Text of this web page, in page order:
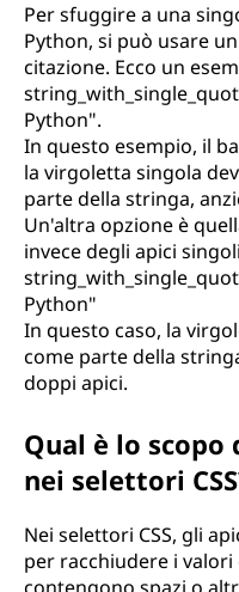
Per sfuggire a una
Python, si può usare
citazione. Ecco un
Python".
In questo esempio, il
la virgoletta singola
parte della stringa,
Un'altra opzione è
invece degli apici
Python"
In questo caso, la
come parte della
doppi apici.
Qual è lo
nei selettori
Nei selettori CSS, gli
per racchiudere i